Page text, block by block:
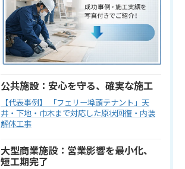
公共施設：安心を守る、確実な施工
【代表事例】 「フェリー埠頭テナント」天
井・下地・巾木まで対応した原状回復・内装
解体工事
大型商業施設：営業影響を最小化、
短工期完了